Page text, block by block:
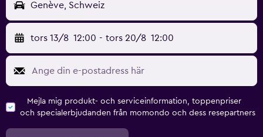
Genève, Schweiz
tors 13/8 12:00 - tors 20/8 12:00
Mejla mig produkt- och serviceinformation, toppenpriser
och specialerbjudanden från momondo och dess resepartners